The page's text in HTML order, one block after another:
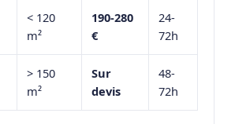
< 120
m²
190-280
€
24-
72h
> 150
m²
Sur
devis
48-
72h